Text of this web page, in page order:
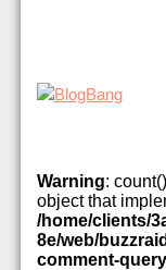
Warning:
object that
/home/clients/
8e/web/
comment-